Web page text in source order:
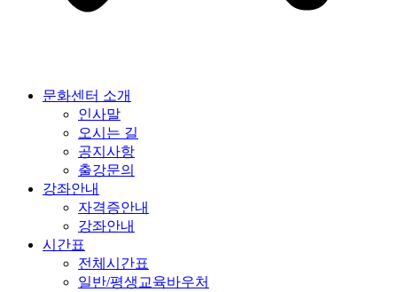
문화센터 소개
인사말
오시는 길
공지사항
출강문의
강좌안내
자격증안내
강좌안내
시간표
전체시간표
일반/평생교육바우처